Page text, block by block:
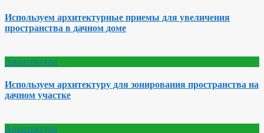
Используем архитектурные приемы для увеличения
пространства в дачном доме
Архитектура
Используем архитектуру для зонирования пространства на
дачном участке
Архитектура